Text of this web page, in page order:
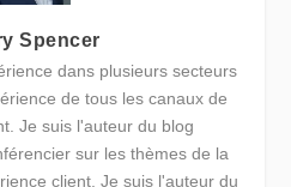
Spencer
dans plusieurs secteurs
de tous les canaux de
Je suis l'auteur du blog
sur les thèmes de la
client. Je suis l'auteur du